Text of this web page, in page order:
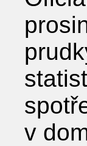
v